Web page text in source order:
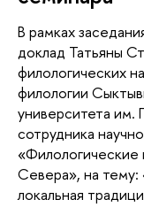
В рамках
доклад Татьяны
филологических
филологии
университета
сотрудника
«Филологические
Севера», на тему:
локальная